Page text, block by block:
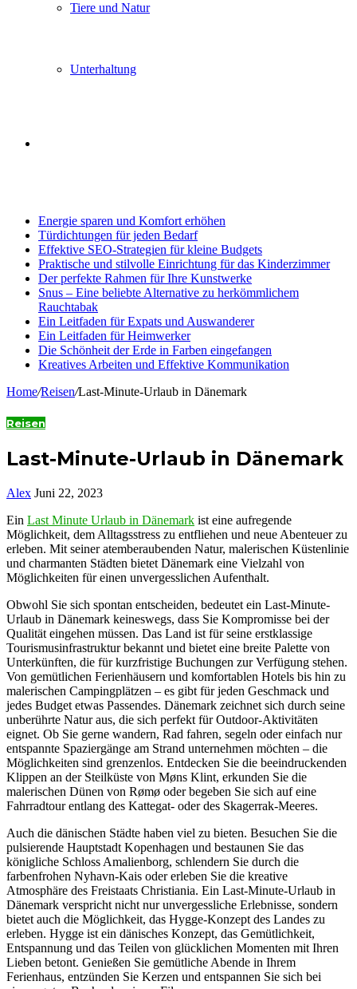
Tiere und Natur
Unterhaltung
Energie sparen und Komfort erhöhen
Türdichtungen für jeden Bedarf
Effektive SEO-Strategien für kleine Budgets
Praktische und stilvolle Einrichtung für das Kinderzimmer
Der perfekte Rahmen für Ihre Kunstwerke
Snus – Eine beliebte Alternative zu herkömmlichem
Rauchtabak
Ein Leitfaden für Expats und Auswanderer
Ein Leitfaden für Heimwerker
Die Schönheit der Erde in Farben eingefangen
Kreatives Arbeiten und Effektive Kommunikation
Home/Reisen/Last-Minute-Urlaub in Dänemark
Reisen
Last-Minute-Urlaub in Dänemark
Alex Juni 22, 2023
Ein Last Minute Urlaub in Dänemark ist eine aufregende
Möglichkeit, dem Alltagsstress zu entfliehen und neue Abenteuer zu
erleben. Mit seiner atemberaubenden Natur, malerischen Küstenlinie
und charmanten Städten bietet Dänemark eine Vielzahl von
Möglichkeiten für einen unvergesslichen Aufenthalt.
Obwohl Sie sich spontan entscheiden, bedeutet ein Last-Minute-
Urlaub in Dänemark keineswegs, dass Sie Kompromisse bei der
Qualität eingehen müssen. Das Land ist für seine erstklassige
Tourismusinfrastruktur bekannt und bietet eine breite Palette von
Unterkünften, die für kurzfristige Buchungen zur Verfügung stehen.
Von gemütlichen Ferienhäusern und komfortablen Hotels bis hin zu
malerischen Campingplätzen – es gibt für jeden Geschmack und
jedes Budget etwas Passendes. Dänemark zeichnet sich durch seine
unberührte Natur aus, die sich perfekt für Outdoor-Aktivitäten
eignet. Ob Sie gerne wandern, Rad fahren, segeln oder einfach nur
entspannte Spaziergänge am Strand unternehmen möchten – die
Möglichkeiten sind grenzenlos. Entdecken Sie die beeindruckenden
Klippen an der Steilküste von Møns Klint, erkunden Sie die
malerischen Dünen von Rømø oder begeben Sie sich auf eine
Fahrradtour entlang des Kattegat- oder des Skagerrak-Meeres.
Auch die dänischen Städte haben viel zu bieten. Besuchen Sie die
pulsierende Hauptstadt Kopenhagen und bestaunen Sie das
königliche Schloss Amalienborg, schlendern Sie durch die
farbenfrohen Nyhavn-Kais oder erleben Sie die kreative
Atmosphäre des Freistaats Christiania. Ein Last-Minute-Urlaub in
Dänemark verspricht nicht nur unvergessliche Erlebnisse, sondern
bietet auch die Möglichkeit, das Hygge-Konzept des Landes zu
erleben. Hygge ist ein dänisches Konzept, das Gemütlichkeit,
Entspannung und das Teilen von glücklichen Momenten mit Ihren
Lieben betont. Genießen Sie gemütliche Abende in Ihrem
Ferienhaus, entzünden Sie Kerzen und entspannen Sie sich bei